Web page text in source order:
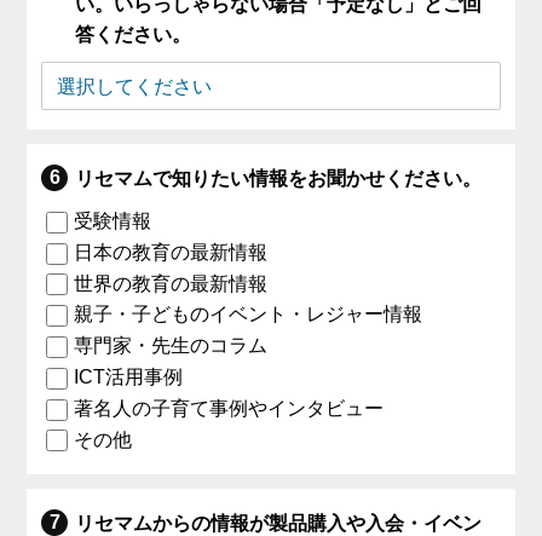
い。いらっしゃらない場合「予定なし」とご回
答ください。
リセマムで知りたい情報をお聞かせください。
受験情報
日本の教育の最新情報
世界の教育の最新情報
親子・子どものイベント・レジャー情報
専門家・先生のコラム
ICT活用事例
著名人の子育て事例やインタビュー
その他
リセマムからの情報が製品購入や入会・イベン